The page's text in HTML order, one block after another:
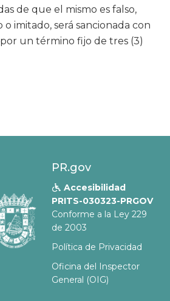
de que el mismo es falso,
imitado, será sancionada con
un término fijo de tres (3)
PR.gov
 Accesibilidad
PRITS-030323-PRGOV
Conforme a la Ley 229
de 2003
Política de Privacidad
Oficina del Inspector
General (OIG)